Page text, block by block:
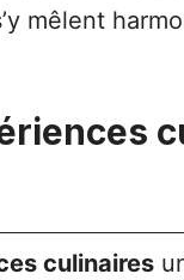
mêlent
culinaires